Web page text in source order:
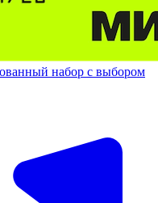
набор с выбором